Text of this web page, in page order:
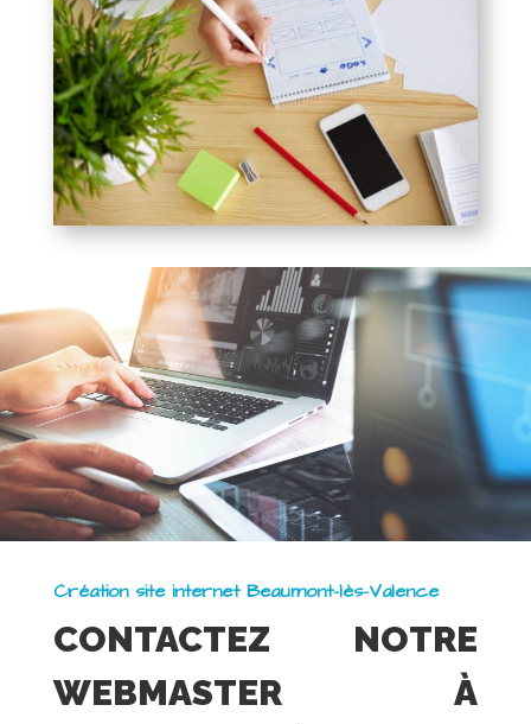
Création site internet Beaumont-lès-Valence
CONTACTEZ NOTRE
WEBMASTER À